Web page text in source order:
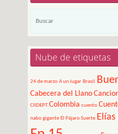
Nube de etiquetas
24 de marzo A un lugar Brasil
Cabecera del Llano
CIIDEPT Colombia cuento
nabo gigante El Pájaro Suerte